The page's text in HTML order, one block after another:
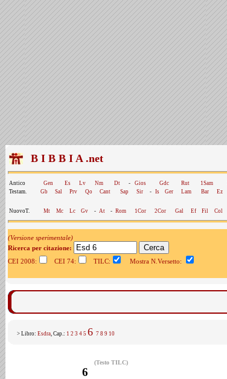
B I B B I A .net
Antico Gen Es Lv Nm Dt - Gios Gdc Rut 1Sam
Testam.
Gb Sal Prv Qo Cant Sap Sir - Is Ger Lam Bar Ez
NuovoT. Mt Mc Lc Gv - At - Rom 1Cor 2Cor Gal Ef Fil Col
(Versione sperimentale)
Ricerca per citazione:
CEI 2008:
CEI 74: TILC: Mostra N.Versetto:
> Libro: Esdra, Cap.: 1 2 3 4 5 6 7 8 9 10
(Testo TILC)
6